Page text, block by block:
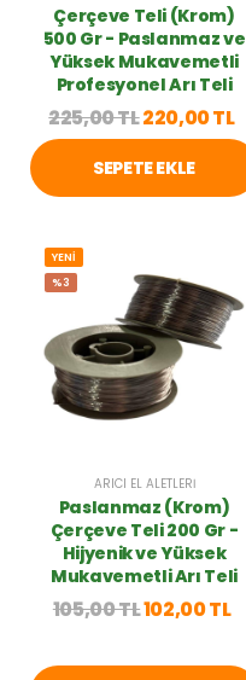
Çerçeve Teli (Krom)
500 Gr - Paslanmaz ve
Yüksek Mukavemetli
Profesyonel Arı Teli
225,00 TL220,00 TL
SEPETE EKLE
YENİ
%3
ARICI EL ALETLERI
Paslanmaz (Krom)
Çerçeve Teli 200 Gr -
Hijyenik ve Yüksek
Mukavemetli Arı Teli
105,00 TL102,00 TL